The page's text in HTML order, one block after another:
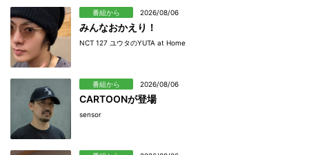
番組から 2026/08/06
みんなおかえり！
NCT 127 ユウタのYUTA at Home
番組から 2026/08/06
CARTOONが登場
sensor